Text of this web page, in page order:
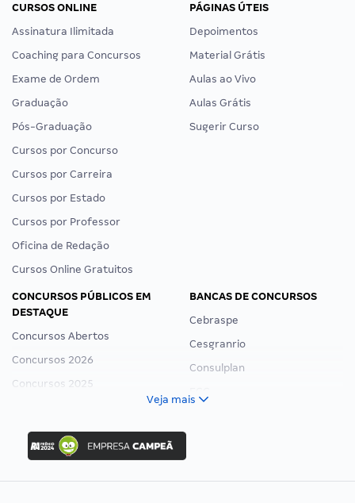
CURSOS ONLINE
Assinatura Ilimitada
Coaching para Concursos
Exame de Ordem
Graduação
Pós-Graduação
Cursos por Concurso
Cursos por Carreira
Cursos por Estado
Cursos por Professor
Oficina de Redação
Cursos Online Gratuitos
PÁGINAS ÚTEIS
Depoimentos
Material Grátis
Aulas ao Vivo
Aulas Grátis
Sugerir Curso
CONCURSOS PÚBLICOS EM
DESTAQUE
Concursos Abertos
Concursos 2026
Concursos 2025
Concurso Ibama
Concurso MPU
Editais publicados
BANCAS DE CONCURSOS
Cebraspe
Cesgranrio
Consulplan
Veja mais